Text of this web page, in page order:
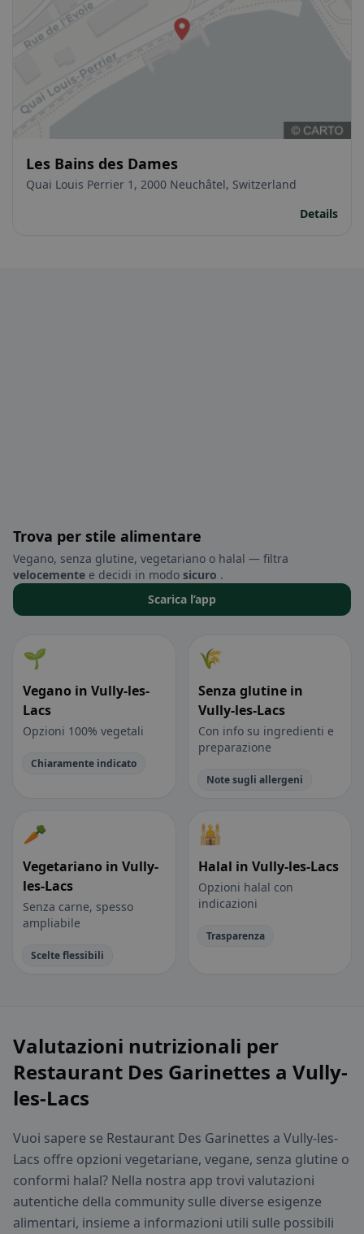
Les Bains des Dames
Quai Louis Perrier 1, 2000 Neuchâtel, Switzerland
Details
Trova per stile alimentare
Vegano, senza glutine, vegetariano o halal — filtra
velocemente e decidi in modo sicuro .
Scarica l’app
🌱
Vegano in Vully-les-
Lacs
Opzioni 100% vegetali
Chiaramente indicato
🌾
Senza glutine in
Vully-les-Lacs
Con info su ingredienti e
preparazione
Note sugli allergeni
🥕
Vegetariano in Vully-
les-Lacs
Senza carne, spesso
ampliabile
Scelte flessibili
🕌
Halal in Vully-les-Lacs
Opzioni halal con
indicazioni
Trasparenza
Valutazioni nutrizionali per
Restaurant Des Garinettes a Vully-
les-Lacs
Vuoi sapere se Restaurant Des Garinettes a Vully-les-
Lacs offre opzioni vegetariane, vegane, senza glutine o
conformi halal? Nella nostra app trovi valutazioni
autentiche della community sulle diverse esigenze
alimentari, insieme a informazioni utili sulle possibili